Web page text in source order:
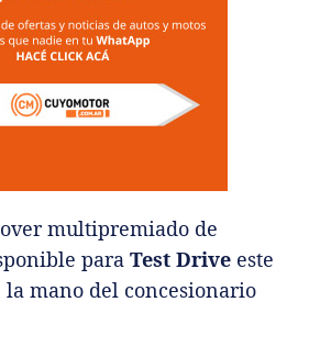
multipremiado de
para Test Drive este
mano del concesionario